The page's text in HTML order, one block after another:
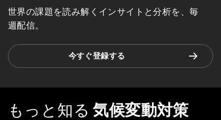
世界の課題を読み解くインサイトと分析を、毎
週配信。
今すぐ登録する
もっと知る 気候変動対策